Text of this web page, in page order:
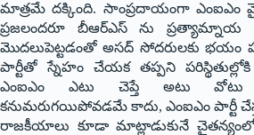
మాత్రమే దక్కింది. సాంప్రదాయంగా ఎంఐఎం
ప్రజలందరూ బీఆర్ఎస్ ను ప్రత్యామ్నాయ
మొదలుపెట్టడంతో అసద్ సోదరులకు భయం
పార్టీతో స్నేహం చేయక తప్పని పరిస్థితుల్లోకి
ఎంఐఎం ఎటు చెప్తే అటు వోటు
కనుమరుగయిపోవడమే కాదు, ఎంఐఎం పార్టీ
రాజకీయాలు కూడా మాట్లాడుకునే చైతన్యంలోకి